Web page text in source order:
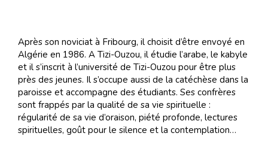
Après son noviciat à Fribourg, il choisit d’être envoyé en
Algérie en 1986. A Tizi-Ouzou, il étudie l’arabe, le kabyle
et il s’inscrit à l’université de Tizi-Ouzou pour être plus
près des jeunes. Il s’occupe aussi de la catéchèse dans la
paroisse et accompagne des étudiants. Ses confrères
sont frappés par la qualité de sa vie spirituelle :
régularité de sa vie d’oraison, piété profonde, lectures
spirituelles, goût pour le silence et la contemplation…